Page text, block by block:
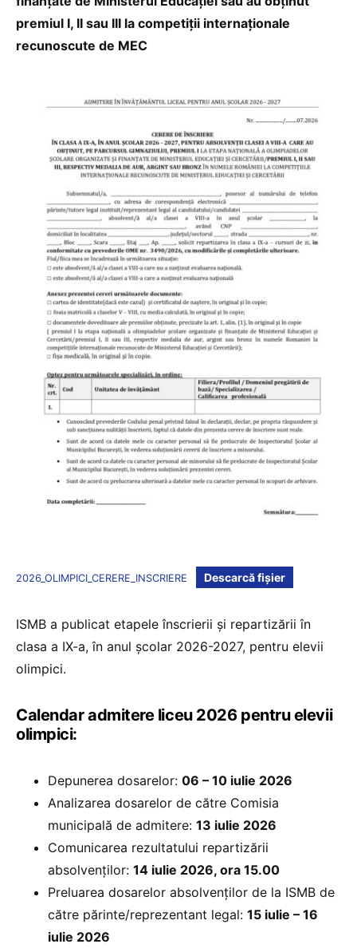
premiul I, II sau III la competiții internaționale
recunoscute de MEC
2026_OLIMPICI_CERERE_INSCRIERE Descarcă fișier
ISMB a publicat etapele înscrierii și repartizării în
clasa a IX-a, în anul școlar 2026-2027, pentru elevii
olimpici.
Calendar admitere liceu 2026 pentru elevii
olimpici:
Depunerea dosarelor: 06 – 10 iulie 2026
Analizarea dosarelor de către Comisia
municipală de admitere: 13 iulie 2026
Comunicarea rezultatului repartizării
absolvenților: 14 iulie 2026, ora 15.00
Preluarea dosarelor absolvenților de la ISMB de
către părinte/reprezentant legal: 15 iulie – 16
iulie 2026